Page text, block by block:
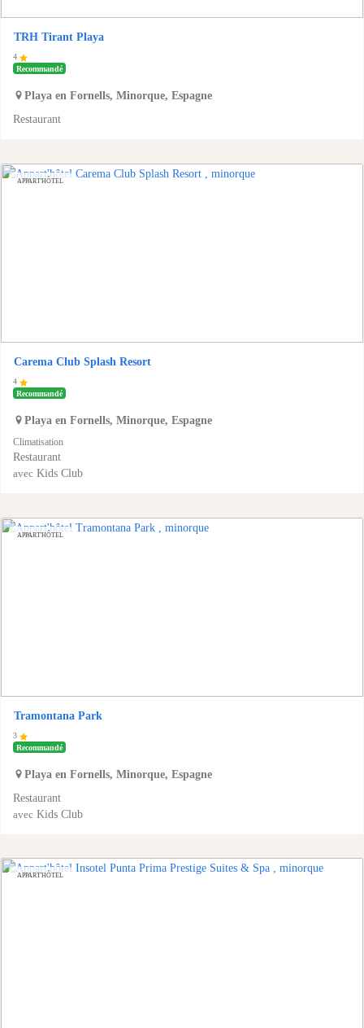
TRH Tirant Playa
4
Recommandé
Playa en Fornells, Minorque, Espagne
Restaurant
APPART'HÔTEL
Carema Club Splash Resort
4
Recommandé
Playa en Fornells, Minorque, Espagne
Climatisation
Restaurant
avec Kids Club
APPART'HÔTEL
Tramontana Park
3
Recommandé
Playa en Fornells, Minorque, Espagne
Restaurant
avec Kids Club
APPART'HÔTEL